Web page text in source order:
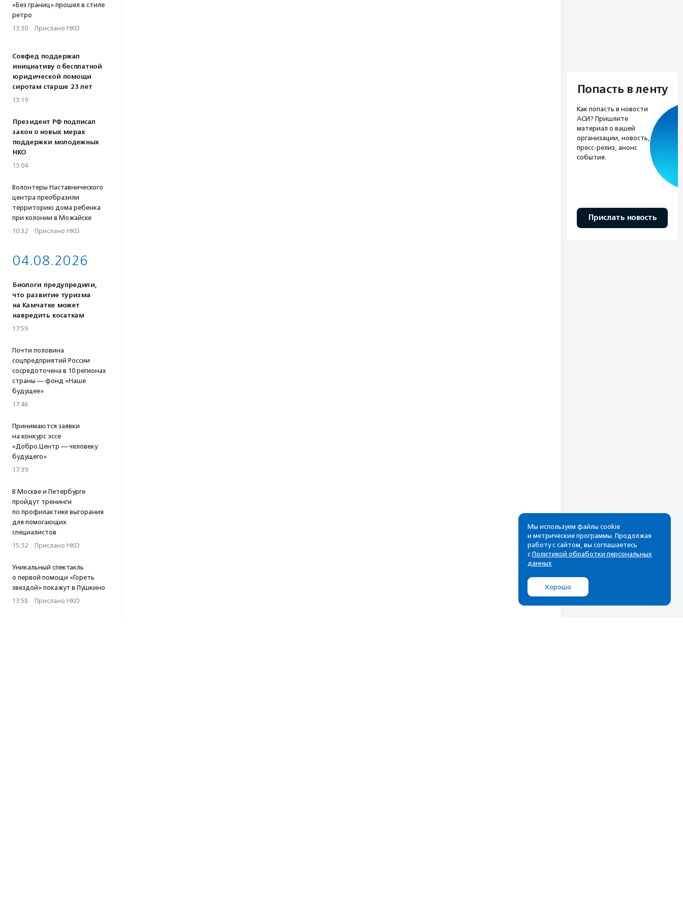
«Без границ» прошел в стиле
ретро
13:30 · Прислано НКО
Совфед поддержал
инициативу о бесплатной
юридической помощи
сиротам старше 23 лет
13:19
Президент РФ подписал
закон о новых мерах
поддержки молодежных
НКО
13:04
Волонтеры Наставнического
центра преобразили
территорию дома ребенка
при колонии в Можайске
10:32 · Прислано НКО
04.08.2026
Биологи предупредили,
что развитие туризма
на Камчатке может
навредить косаткам
17:59
Почти половина
соцпредприятий России
сосредоточена в 10 регионах
страны — фонд «Наше
будущее»
17:46
Принимаются заявки
на конкурс эссе
«Добро.Центр — человеку
будущего»
17:39
В Москве и Петербурге
пройдут тренинги
по профилактике выгорания
для помогающих
специалистов
15:32 · Прислано НКО
Уникальный спектакль
о первой помощи «Гореть
звездой» покажут в Пушкино
13:58 · Прислано НКО
Попасть в ленту
Как попасть в новости
АСИ? Пришлите
материал о вашей
организации, новость,
пресс-релиз, анонс
события.
Прислать новость
Рассылка
Cамые свежие новости,
почтовом ящике
Мы используем файлы cookie
и метрические программы. Продолжая
работу с сайтом, вы соглашаетесь
с Политикой обработки персональных
данных
Хорошо